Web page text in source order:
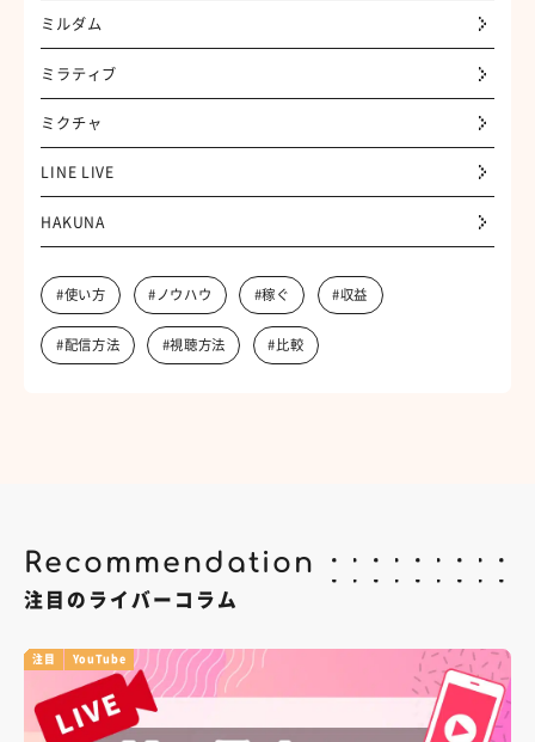
ミルダム
ミラティブ
ミクチャ
LINE LIVE
HAKUNA
#使い方 #ノウハウ #稼ぐ #収益
#配信方法 #視聴方法 #比較
Recommendation
注目のライバーコラム
注目 YouTube